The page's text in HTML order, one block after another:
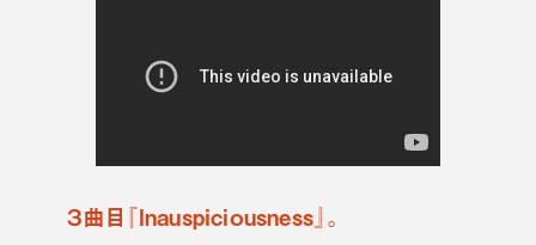
３曲目『Inauspiciousness』 。